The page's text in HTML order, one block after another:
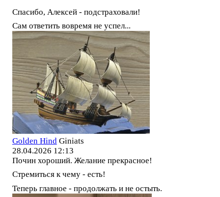
Спасибо, Алексей - подстраховали!
Сам ответить вовремя не успел...
Golden Hind Giniats
28.04.2026 12:13
Почин хороший. Желание прекрасное!
Стремиться к чему - есть!
Теперь главное - продолжать и не остыть.